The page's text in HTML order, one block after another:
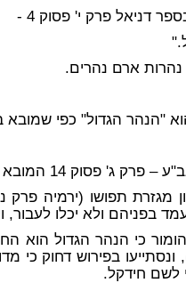
דניאל פרק י' פסוק 4 -
ארם נהרים.
"הנהר הגדול" כפי שמובא
ג' פסוק 14 המובא להלן:
מגזרת תפושו (ירמיה
בפניהם ולא יכלו
כי הנהר הגדול הוא
בפירוש דחוק כי
לשם חידקל.